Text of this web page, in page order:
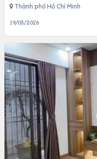
Thành phố Hồ Chí Minh
19/03/2026